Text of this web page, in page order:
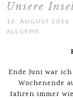
Unsere
13. AUGUST 2016
ALLGEMEIN
Ende Juni war
Wochenende
fahren immer